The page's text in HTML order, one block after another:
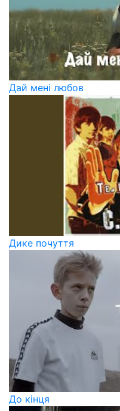
Дай мені любов
Дике почуття
До кінця